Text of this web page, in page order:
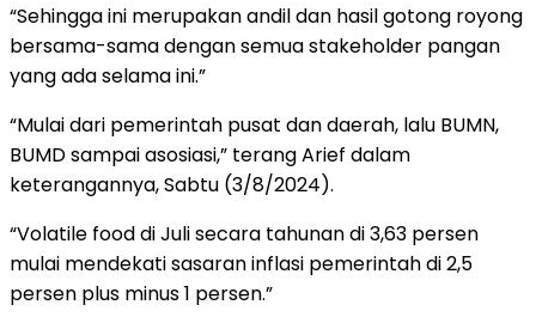
“Sehingga ini merupakan andil dan hasil gotong royong
bersama-sama dengan semua stakeholder pangan
yang ada selama ini.”
“Mulai dari pemerintah pusat dan daerah, lalu BUMN,
BUMD sampai asosiasi,” terang Arief dalam
keterangannya, Sabtu (3/8/2024).
“Volatile food di Juli secara tahunan di 3,63 persen
mulai mendekati sasaran inflasi pemerintah di 2,5
persen plus minus 1 persen.”